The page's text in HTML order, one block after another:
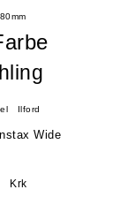
Ilford
Instax Wide
Krk